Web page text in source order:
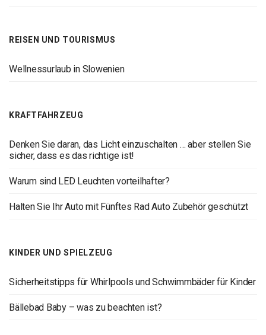
REISEN UND TOURISMUS
Wellnessurlaub in Slowenien
KRAFTFAHRZEUG
Denken Sie daran, das Licht einzuschalten … aber stellen Sie
sicher, dass es das richtige ist!
Warum sind LED Leuchten vorteilhafter?
Halten Sie Ihr Auto mit Fünftes Rad Auto Zubehör geschützt
KINDER UND SPIELZEUG
Sicherheitstipps für Whirlpools und Schwimmbäder für Kinder
Bällebad Baby – was zu beachten ist?